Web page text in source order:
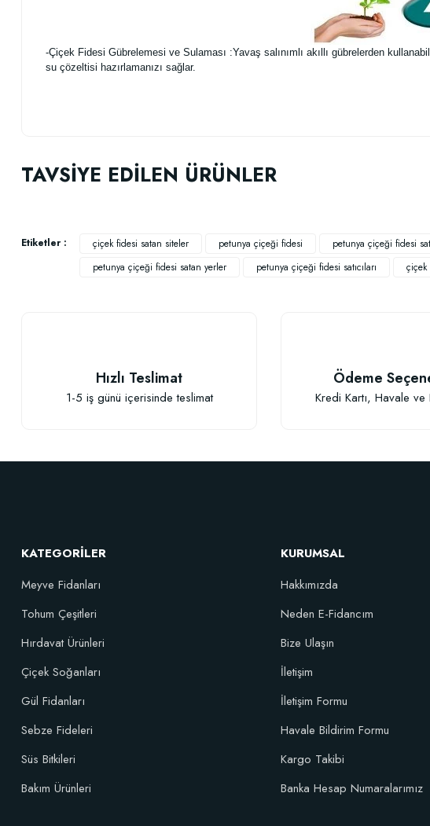
-Çiçek Fidesi Gübrelemesi ve Sulaması :Yavaş salınımlı akıllı gübrelerden
su çözeltisi hazırlamanızı sağlar.
Ürün bilgilerinde hatalar bulunuyor.
Ürün fiyatı diğer sitelerden daha pahalı.
TAVSİYE EDİLEN ÜRÜNLER
Etiketler : çiçek fidesi satan siteler petunya çiçeği fidesi petunya çiçeği fidesi
petunya çiçeği fidesi satan yerler
petunya çiçeği fidesi satıcıları çiçek
Hızlı Teslimat
1-5 iş günü içerisinde teslimat
Ödeme
Kredi Kartı, Havale ve
KATEGORİLER
Meyve Fidanları
Tohum Çeşitleri
Hırdavat Ürünleri
Çiçek Soğanları
Gül Fidanları
Sebze Fideleri
Süs Bitkileri
Bakım Ürünleri
KURUMSAL
Hakkımızda
Neden E-Fidancım
Bize Ulaşın
İletişim
İletişim Formu
Havale Bildirim Formu
Kargo Takibi
Banka Hesap Numaralarımız